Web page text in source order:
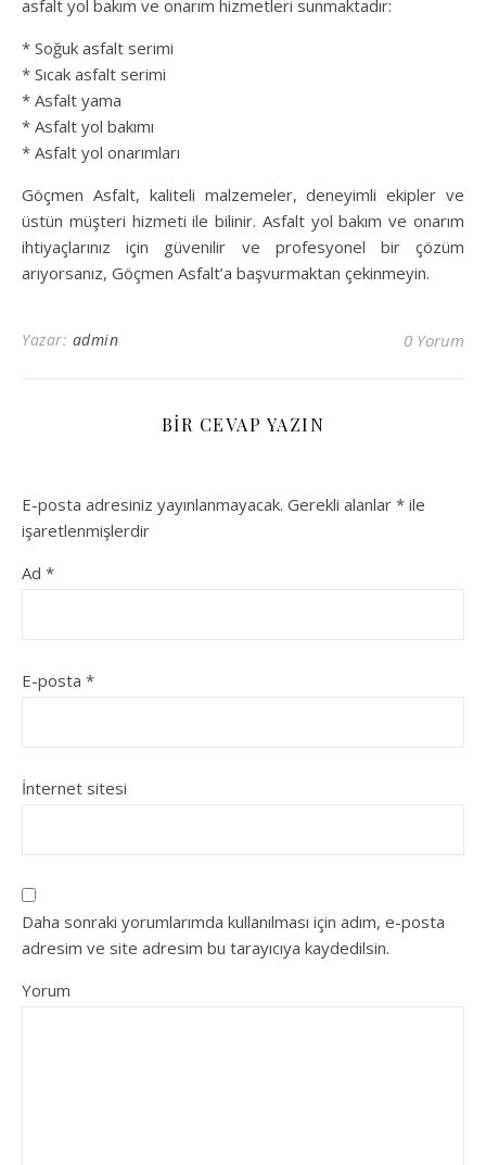
asfalt yol bakım ve onarım hizmetleri sunmaktadır:
* Soğuk asfalt serimi
* Sıcak asfalt serimi
* Asfalt yama
* Asfalt yol bakımı
* Asfalt yol onarımları
Göçmen Asfalt, kaliteli malzemeler, deneyimli ekipler ve
üstün müşteri hizmeti ile bilinir. Asfalt yol bakım ve onarım
ihtiyaçlarınız için güvenilir ve profesyonel bir çözüm
arıyorsanız, Göçmen Asfalt’a başvurmaktan çekinmeyin.
Yazar: admin 0 Yorum
BIR CEVAP YAZIN
E-posta adresiniz yayınlanmayacak. Gerekli alanlar * ile
işaretlenmişlerdir
Ad *
E-posta *
İnternet sitesi
Daha sonraki yorumlarımda kullanılması için adım, e-posta
adresim ve site adresim bu tarayıcıya kaydedilsin.
Yorum